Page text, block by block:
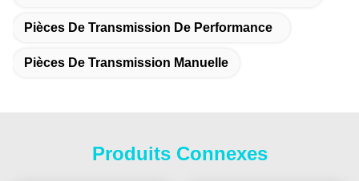
Pièces De Transmission De Performance
Pièces De Transmission Manuelle
Produits Connexes